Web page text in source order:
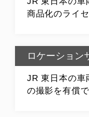
商品化のライ
ロケーション
JR 東日本の車
の撮影を有償